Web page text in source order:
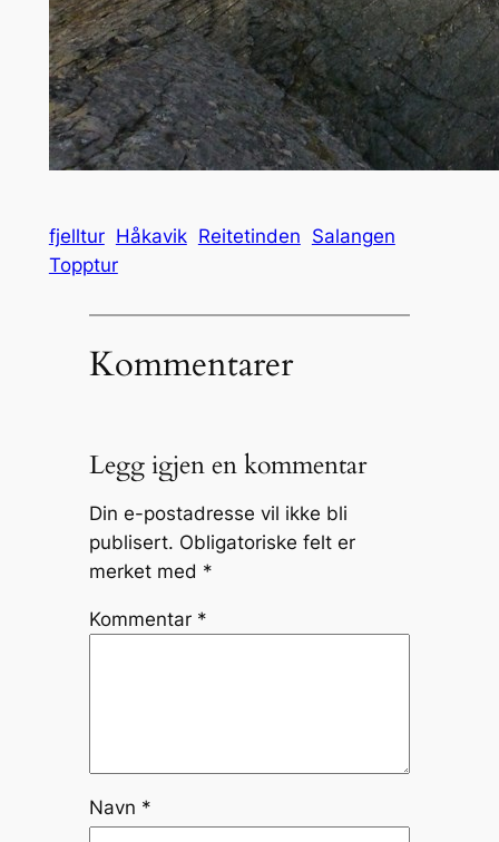
fjelltur Håkavik Reitetinden Salangen
Topptur
Kommentarer
Legg igjen en kommentar
Din e-postadresse vil ikke bli
publisert. Obligatoriske felt er
merket med *
Kommentar *
Navn *